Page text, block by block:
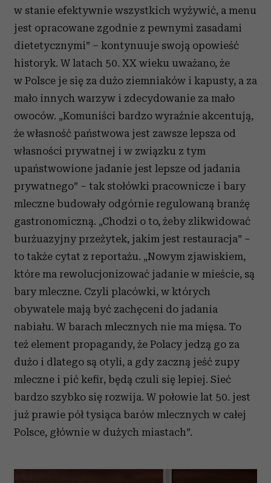
w stanie efektywnie wszystkich wyżywić, a menu
jest opracowane zgodnie z pewnymi zasadami
dietetycznymi” – kontynuuje swoją opowieść
historyk. W latach 50. XX wieku uważano, że
w Polsce je się za dużo ziemniaków i kapusty, a za
mało innych warzyw i zdecydowanie za mało
owoców. „Komuniści bardzo wyraźnie akcentują,
że własność państwowa jest zawsze lepsza od
własności prywatnej i w związku z tym
upaństwowione jadanie jest lepsze od jadania
prywatnego” – tak stołówki pracownicze i bary
mleczne budowały odgórnie regulowaną branżę
gastronomiczną. „Chodzi o to, żeby zlikwidować
burżuazyjny przeżytek, jakim jest restauracja” –
to także cytat z reportażu. „Nowym zjawiskiem,
które ma rewolucjonizować jadanie w mieście, są
bary mleczne. Czyli placówki, w których
obywatele mają być zachęceni do jadania
nabiału. W barach mlecznych nie ma mięsa. To
też element propagandy, że Polacy jedzą go za
dużo i dlatego są otyli, a gdy zaczną jeść zupy
mleczne i pić kefir, będą czuli się lepiej. Sieć
bardzo szybko się rozwija. W połowie lat 50. jest
już prawie pół tysiąca barów mlecznych w całej
Polsce, głównie w dużych miastach”.